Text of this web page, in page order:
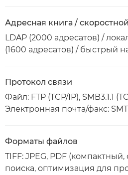
Адресная книга /
LDAP (2000 адресатов) /
(1600 адресатов) / быстрый
Протокол связи
Файл: FTP (TCP/IP), SMB3.1.1
Электронная почта/факс:
Форматы файлов
TIFF: JPEG, PDF
поиска, оптимизация для